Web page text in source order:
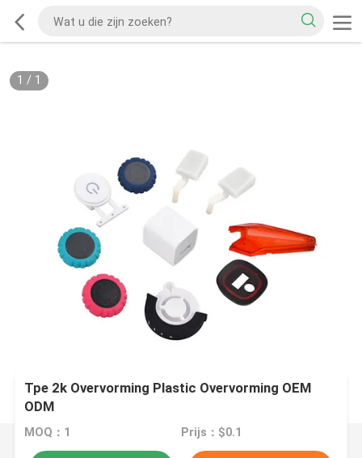
1 / 1
Tpe 2k Overvorming Plastic Overvorming OEM
ODM
MOQ：1 Prijs：$0.1